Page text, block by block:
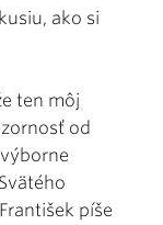
ako si
ten môj
od
píše